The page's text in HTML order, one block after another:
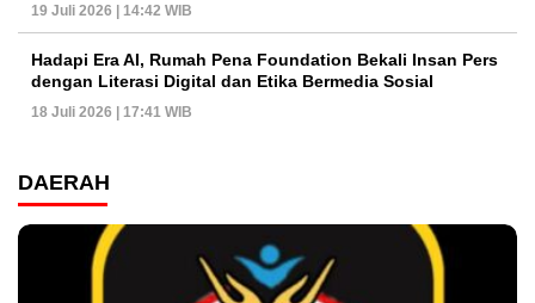
19 Juli 2026 | 14:42 WIB
Hadapi Era AI, Rumah Pena Foundation Bekali Insan Pers
dengan Literasi Digital dan Etika Bermedia Sosial
18 Juli 2026 | 17:41 WIB
DAERAH